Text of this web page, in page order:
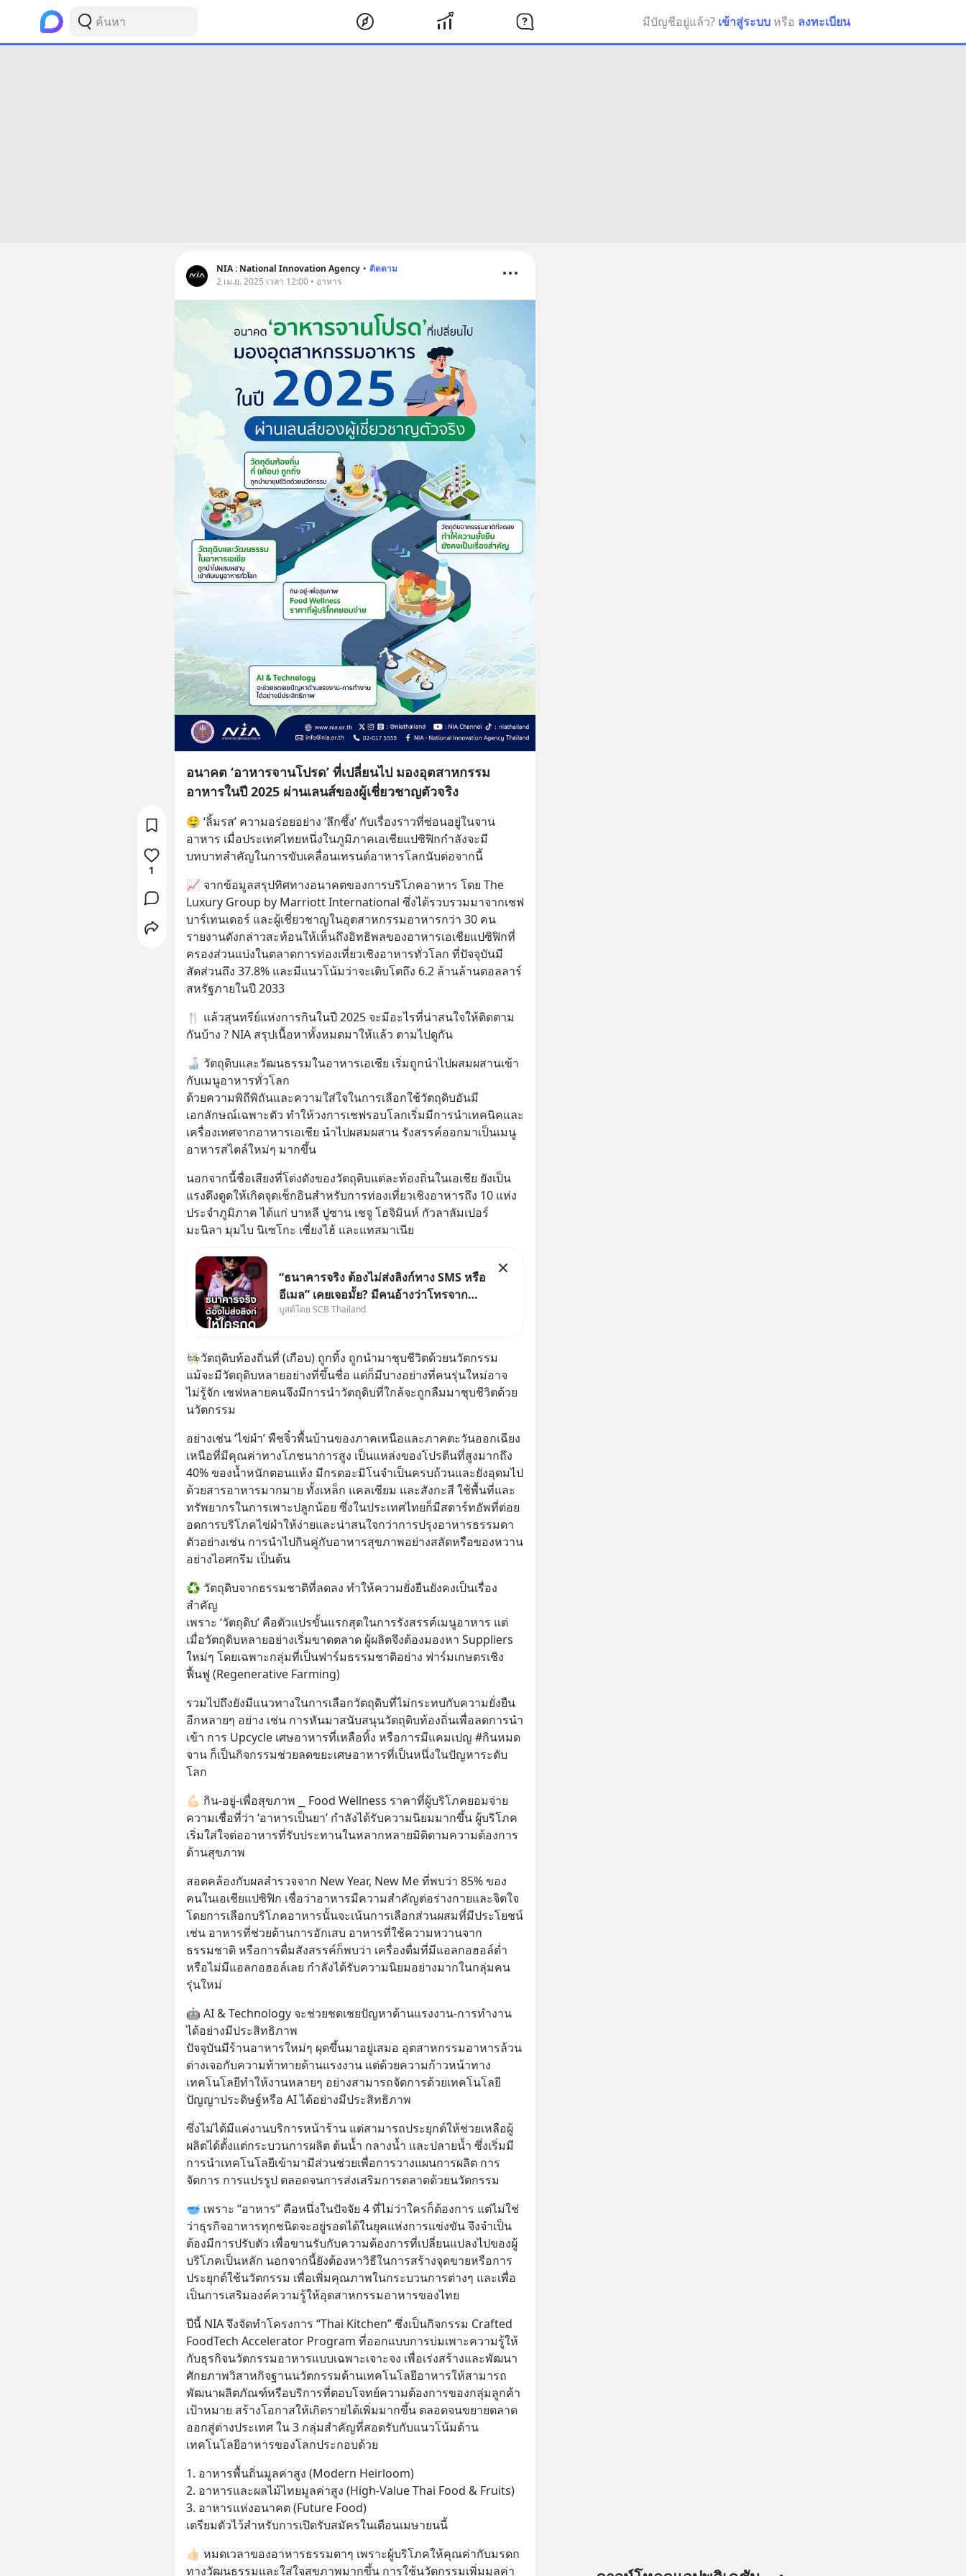
มีบัญชีอยู่แล้ว? เข้าสู่ระบบ หรือ ลงทะเบียน
NIA : National Innovation Agency • ติดตาม
2 เม.ย. 2025 เวลา 12:00 • อาหาร
อนาคต ‘อาหารจานโปรด’ ที่เปลี่ยนไป มองอุตสาหกรรม
อาหารในปี 2025 ผ่านเลนส์ของผู้เชี่ยวชาญตัวจริง
🤤 ‘ลิ้มรส’ ความอร่อยอย่าง ‘ลึกซึ้ง’ กับเรื่องราวที่ซ่อนอยู่ในจาน
อาหาร เมื่อประเทศไทยหนึ่งในภูมิภาคเอเชียแปซิฟิกกำลังจะมี
บทบาทสำคัญในการขับเคลื่อนเทรนด์อาหารโลกนับต่อจากนี้
📈 จากข้อมูลสรุปทิศทางอนาคตของการบริโภคอาหาร โดย The
Luxury Group by Marriott International ซึ่งได้รวบรวมมาจากเชฟ
บาร์เทนเดอร์ และผู้เชี่ยวชาญในอุตสาหกรรมอาหารกว่า 30 คน
รายงานดังกล่าวสะท้อนให้เห็นถึงอิทธิพลของอาหารเอเชียแปซิฟิกที่
ครองส่วนแบ่งในตลาดการท่องเที่ยวเชิงอาหารทั่วโลก ที่ปัจจุบันมี
สัดส่วนถึง 37.8% และมีแนวโน้มว่าจะเติบโตถึง 6.2 ล้านล้านดอลลาร์
สหรัฐภายในปี 2033
🍴 แล้วสุนทรีย์แห่งการกินในปี 2025 จะมีอะไรที่น่าสนใจให้ติดตาม
กันบ้าง ? NIA สรุปเนื้อหาทั้งหมดมาให้แล้ว ตามไปดูกัน
🍶 วัตถุดิบและวัฒนธรรมในอาหารเอเชีย เริ่มถูกนำไปผสมผสานเข้า
กับเมนูอาหารทั่วโลก
ด้วยความพิถีพิถันและความใส่ใจในการเลือกใช้วัตถุดิบอันมี
เอกลักษณ์เฉพาะตัว ทำให้วงการเชฟรอบโลกเริ่มมีการนำเทคนิคและ
เครื่องเทศจากอาหารเอเชีย นำไปผสมผสาน รังสรรค์ออกมาเป็นเมนู
อาหารสไตล์ใหม่ๆ มากขึ้น
นอกจากนี้ชื่อเสียงที่โด่งดังของวัตถุดิบแต่ละท้องถิ่นในเอเชีย ยังเป็น
แรงดึงดูดให้เกิดจุดเช็กอินสำหรับการท่องเที่ยวเชิงอาหารถึง 10 แห่ง
ประจำภูมิภาค ได้แก่ บาหลี ปูซาน เชจู โฮจิมินห์ กัวลาลัมเปอร์
มะนิลา มุมไบ นิเซโกะ เซี่ยงไฮ้ และแทสมาเนีย
“ธนาคารจริง ต้องไม่ส่งลิงก์ทาง SMS หรือ
อีเมล” เคยเจอมั้ย? มีคนอ้างว่าโทรจาก
ธนาคาร บอกว่าบัญชีมีปัญหา แล้วให้กด
ฟัง “ป้าเก๋าเล่ากลโกง” เพื่อรู้ทันมุกหลอก
ลวงในคราบ
บูสต์โดย SCB Thailand
🧑🏻‍🍳วัตถุดิบท้องถิ่นที่ (เกือบ) ถูกทิ้ง ถูกนำมาชุบชีวิตด้วยนวัตกรรม
แม้จะมีวัตถุดิบหลายอย่างที่ขึ้นชื่อ แต่ก็มีบางอย่างที่คนรุ่นใหม่อาจ
ไม่รู้จัก เชฟหลายคนจึงมีการนำวัตถุดิบที่ใกล้จะถูกลืมมาชุบชีวิตด้วย
นวัตกรรม
อย่างเช่น ‘ไข่ผำ’ พืชจิ๋วพื้นบ้านของภาคเหนือและภาคตะวันออกเฉียง
เหนือที่มีคุณค่าทางโภชนาการสูง เป็นแหล่งของโปรตีนที่สูงมากถึง
40% ของน้ำหนักตอนแห้ง มีกรดอะมิโนจำเป็นครบถ้วนและยังอุดมไป
ด้วยสารอาหารมากมาย ทั้งเหล็ก แคลเซียม และสังกะสี ใช้พื้นที่และ
ทรัพยากรในการเพาะปลูกน้อย ซึ่งในประเทศไทยก็มีสตาร์ทอัพที่ต่อย
อดการบริโภคไข่ผำให้ง่ายและน่าสนใจกว่าการปรุงอาหารธรรมดา
ตัวอย่างเช่น การนำไปกินคู่กับอาหารสุขภาพอย่างสลัดหรือของหวาน
อย่างไอศกรีม เป็นต้น
♻ วัตถุดิบจากธรรมชาติที่ลดลง ทำให้ความยั่งยืนยังคงเป็นเรื่อง
สำคัญ
เพราะ ‘วัตถุดิบ’ คือตัวแปรขั้นแรกสุดในการรังสรรค์เมนูอาหาร แต่
เมื่อวัตถุดิบหลายอย่างเริ่มขาดตลาด ผู้ผลิตจึงต้องมองหา Suppliers
ใหม่ๆ โดยเฉพาะกลุ่มที่เป็นฟาร์มธรรมชาติอย่าง ฟาร์มเกษตรเชิง
ฟื้นฟู (Regenerative Farming)
รวมไปถึงยังมีแนวทางในการเลือกวัตถุดิบที่ไม่กระทบกับความยั่งยืน
อีกหลายๆ อย่าง เช่น การหันมาสนับสนุนวัตถุดิบท้องถิ่นเพื่อลดการนำ
เข้า การ Upcycle เศษอาหารที่เหลือทิ้ง หรือการมีแคมเปญ #กินหมด
จาน ก็เป็นกิจกรรมช่วยลดขยะเศษอาหารที่เป็นหนึ่งในปัญหาระดับ
โลก
💪🏻 กิน-อยู่-เพื่อสุขภาพ ⎯ Food Wellness ราคาที่ผู้บริโภคยอมจ่าย
ความเชื่อที่ว่า ‘อาหารเป็นยา’ กำลังได้รับความนิยมมากขึ้น ผู้บริโภค
เริ่มใส่ใจต่ออาหารที่รับประทานในหลากหลายมิติตามความต้องการ
ด้านสุขภาพ
สอดคล้องกับผลสำรวจจาก New Year, New Me ที่พบว่า 85% ของ
คนในเอเชียแปซิฟิก เชื่อว่าอาหารมีความสำคัญต่อร่างกายและจิตใจ
โดยการเลือกบริโภคอาหารนั้นจะเน้นการเลือกส่วนผสมที่มีประโยชน์
เช่น อาหารที่ช่วยต้านการอักเสบ อาหารที่ใช้ความหวานจาก
ธรรมชาติ หรือการดื่มสังสรรค์ก็พบว่า เครื่องดื่มที่มีแอลกอฮอล์ต่ำ
หรือไม่มีแอลกอฮอล์เลย กำลังได้รับความนิยมอย่างมากในกลุ่มคน
รุ่นใหม่
🤖 AI & Technology จะช่วยชดเชยปัญหาด้านแรงงาน-การทำงาน
ได้อย่างมีประสิทธิภาพ
ปัจจุบันมีร้านอาหารใหม่ๆ ผุดขึ้นมาอยู่เสมอ อุตสาหกรรมอาหารล้วน
ต่างเจอกับความท้าทายด้านแรงงาน แต่ด้วยความก้าวหน้าทาง
เทคโนโลยีทำให้งานหลายๆ อย่างสามารถจัดการด้วยเทคโนโลยี
ปัญญาประดิษฐ์หรือ AI ได้อย่างมีประสิทธิภาพ
ซึ่งไม่ได้มีแค่งานบริการหน้าร้าน แต่สามารถประยุกต์ให้ช่วยเหลือผู้
ผลิตได้ตั้งแต่กระบวนการผลิต ต้นน้ำ กลางน้ำ และปลายน้ำ ซึ่งเริ่มมี
การนำเทคโนโลยีเข้ามามีส่วนช่วยเพื่อการวางแผนการผลิต การ
จัดการ การแปรรูป ตลอดจนการส่งเสริมการตลาดด้วยนวัตกรรม
🥣 เพราะ “อาหาร” คือหนึ่งในปัจจัย 4 ที่ไม่ว่าใครก็ต้องการ แต่ไม่ใช่
ว่าธุรกิจอาหารทุกชนิดจะอยู่รอดได้ในยุคแห่งการแข่งขัน จึงจำเป็น
ต้องมีการปรับตัว เพื่อขานรับกับความต้องการที่เปลี่ยนแปลงไปของผู้
บริโภคเป็นหลัก นอกจากนี้ยังต้องหาวิธีในการสร้างจุดขายหรือการ
ประยุกต์ใช้นวัตกรรม เพื่อเพิ่มคุณภาพในกระบวนการต่างๆ และเพื่อ
เป็นการเสริมองค์ความรู้ให้อุตสาหกรรมอาหารของไทย
ปีนี้ NIA จึงจัดทำโครงการ “Thai Kitchen” ซึ่งเป็นกิจกรรม Crafted
FoodTech Accelerator Program ที่ออกแบบการบ่มเพาะความรู้ให้
กับธุรกิจนวัตกรรมอาหารแบบเฉพาะเจาะจง เพื่อเร่งสร้างและพัฒนา
ศักยภาพวิสาหกิจฐานนวัตกรรมด้านเทคโนโลยีอาหารให้สามารถ
พัฒนาผลิตภัณฑ์หรือบริการที่ตอบโจทย์ความต้องการของกลุ่มลูกค้า
เป้าหมาย สร้างโอกาสให้เกิดรายได้เพิ่มมากขึ้น ตลอดจนขยายตลาด
ออกสู่ต่างประเทศ ใน 3 กลุ่มสำคัญที่สอดรับกับแนวโน้มด้าน
เทคโนโลยีอาหารของโลกประกอบด้วย
1. อาหารพื้นถิ่นมูลค่าสูง (Modern Heirloom)
2. อาหารและผลไม้ไทยมูลค่าสูง (High-Value Thai Food & Fruits)
3. อาหารแห่งอนาคต (Future Food)
เตรียมตัวไว้สำหรับการเปิดรับสมัครในเดือนเมษายนนี้
👍🏻 หมดเวลาของอาหารธรรมดาๆ เพราะผู้บริโภคให้คุณค่ากับมรดก
ทางวัฒนธรรมและใส่ใจสุขภาพมากขึ้น การใช้นวัตกรรมเพิ่มมูลค่า
1